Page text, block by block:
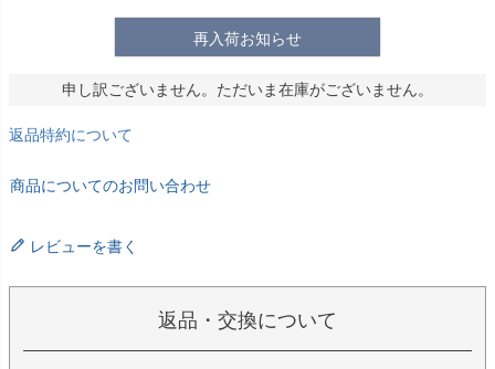
再入荷お知らせ
申し訳ございません。ただいま在庫がございません。
返品特約について
商品についてのお問い合わせ
レビューを書く
返品・交換について